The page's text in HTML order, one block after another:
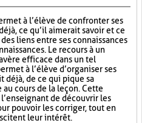
à l’élève de confronter ses
ce qu’il aimerait savoir et ce
liens entre ses connaissances
Le recours à un
efficace dans un tel
à l’élève d’organiser ses
déjà, de ce qui pique sa
cours de la leçon. Cette
de découvrir les
pouvoir les corriger, tout en
leur intérêt.